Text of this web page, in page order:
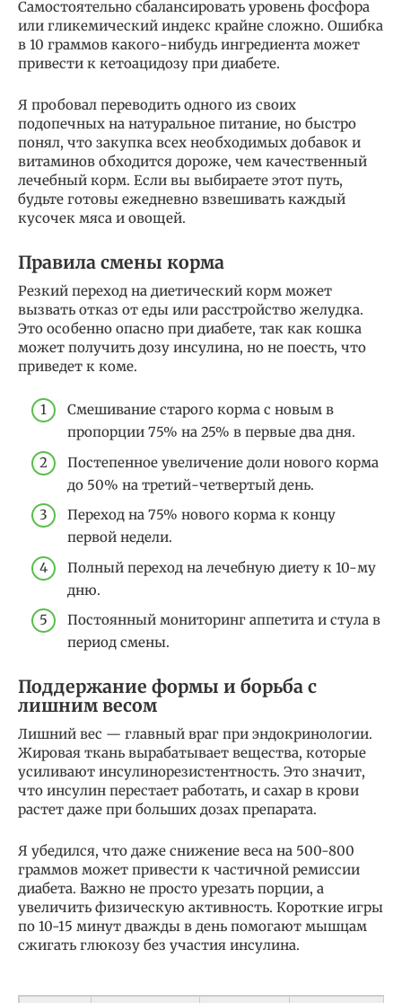
Самостоятельно сбалансировать уровень фосфора
или гликемический индекс крайне сложно. Ошибка
в 10 граммов какого-нибудь ингредиента может
привести к кетоацидозу при диабете.
Я пробовал переводить одного из своих
подопечных на натуральное питание, но быстро
понял, что закупка всех необходимых добавок и
витаминов обходится дороже, чем качественный
лечебный корм. Если вы выбираете этот путь,
будьте готовы ежедневно взвешивать каждый
кусочек мяса и овощей.
Правила смены корма
Резкий переход на диетический корм может
вызвать отказ от еды или расстройство желудка.
Это особенно опасно при диабете, так как кошка
может получить дозу инсулина, но не поесть, что
приведет к коме.
Смешивание старого корма с новым в
пропорции 75% на 25% в первые два дня.
Постепенное увеличение доли нового корма
до 50% на третий-четвертый день.
Переход на 75% нового корма к концу
первой недели.
Полный переход на лечебную диету к 10-му
дню.
Постоянный мониторинг аппетита и стула в
период смены.
Поддержание формы и борьба с
лишним весом
Лишний вес — главный враг при эндокринологии.
Жировая ткань вырабатывает вещества, которые
усиливают инсулинорезистентность. Это значит,
что инсулин перестает работать, и сахар в крови
растет даже при больших дозах препарата.
Я убедился, что даже снижение веса на 500-800
граммов может привести к частичной ремиссии
диабета. Важно не просто урезать порции, а
увеличить физическую активность. Короткие игры
по 10-15 минут дважды в день помогают мышцам
сжигать глюкозу без участия инсулина.